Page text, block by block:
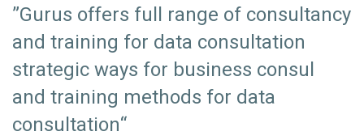
”Gurus offers full range of consultancy
and training for data consultation
strategic ways for business consul
and training methods for data
consultation“